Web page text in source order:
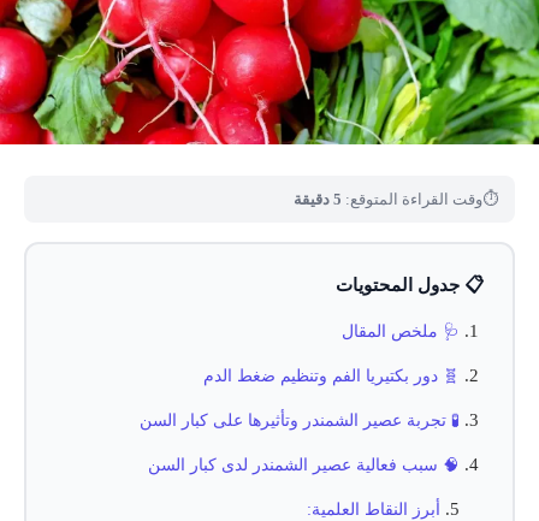
⏱وقت القراءة المتوقع: 5 دقيقة
📋 جدول المحتويات
🩺 ملخص المقال
🧬 دور بكتيريا الفم وتنظيم ضغط الدم
🧪 تجربة عصير الشمندر وتأثيرها على كبار السن
🧠 سبب فعالية عصير الشمندر لدى كبار السن
أبرز النقاط العلمية: